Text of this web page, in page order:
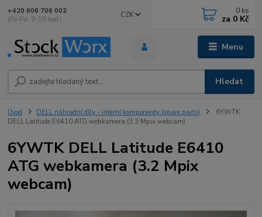
Menu
CZK
Hledat
+420 606 706 002
(Po-Pá, 9-18 hod.)
0 ks
za 0 Kč
Úvod DELL náhradní díly - interní komponenty (spare parts)
6YWTK
DELL Latitude E6410 ATG webkamera (3.2 Mpix webcam)
6YWTK DELL Latitude E6410
ATG webkamera (3.2 Mpix
webcam)